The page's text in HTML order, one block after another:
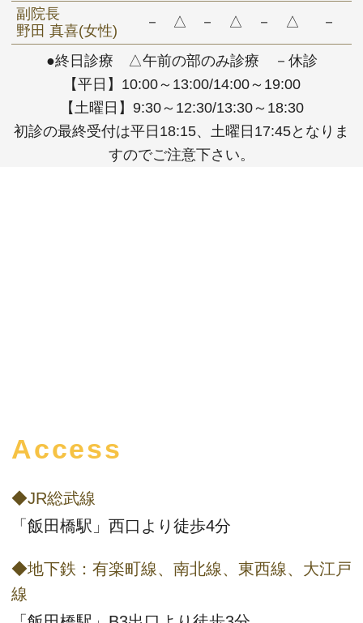
●終日診療 △午前の部のみ診療 －休診
【平日】10:00～13:00/14:00～19:00
【土曜日】9:30～12:30/13:30～18:30
初診の最終受付は平日18:15、土曜日17:45となりま
すのでご注意下さい。
副院長
野田 真喜(女性)
－ △ － △ － △ －
Access
◆JR総武線
「飯田橋駅」西口より徒歩4分
◆地下鉄：有楽町線、南北線、東西線、大江戸
線